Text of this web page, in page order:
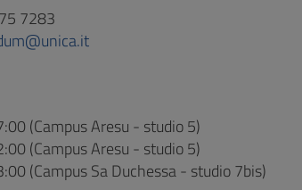
7283
(Campus Aresu - studio 5)
(Campus Aresu - studio 5)
(Campus Sa Duchessa - studio 7bis)